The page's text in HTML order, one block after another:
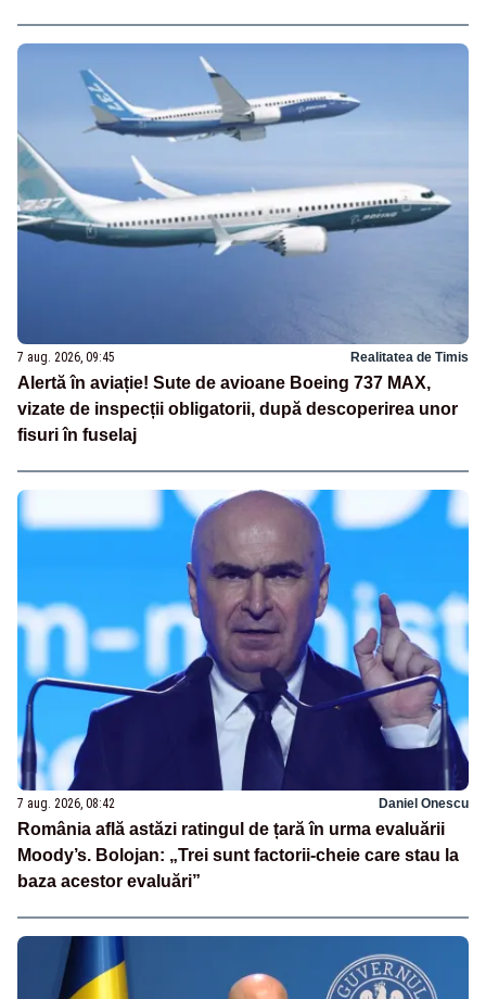
7 aug. 2026, 09:45 Realitatea de Timis
Alertă în aviație! Sute de avioane Boeing 737 MAX,
vizate de inspecții obligatorii, după descoperirea unor
fisuri în fuselaj
7 aug. 2026, 08:42 Daniel Onescu
România află astăzi ratingul de țară în urma evaluării
Moody’s. Bolojan: „Trei sunt factorii-cheie care stau la
baza acestor evaluări”